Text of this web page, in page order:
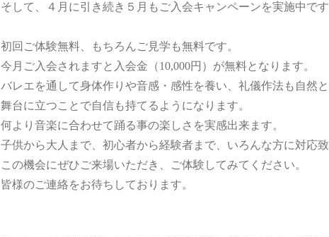
そして、４月に引き続き５月もご入会キャンペーンを実施中で
初回ご体験無料、もちろんご見学も無料です。
今月ご入会されますと入会金（10,000円）が無料となります。
バレエを通して身体作りや音感・感性を養い、礼儀作法も自然
舞台に立つことで自信も持てるようになります。
何より音楽に合わせて踊る事の楽しさを実感出来ます。
子供から大人まで、初心者から経験者まで、いろんな方に対応
この機会にぜひご来場いただき、ご体験してみてください。
皆様のご連絡をお待ちしております。